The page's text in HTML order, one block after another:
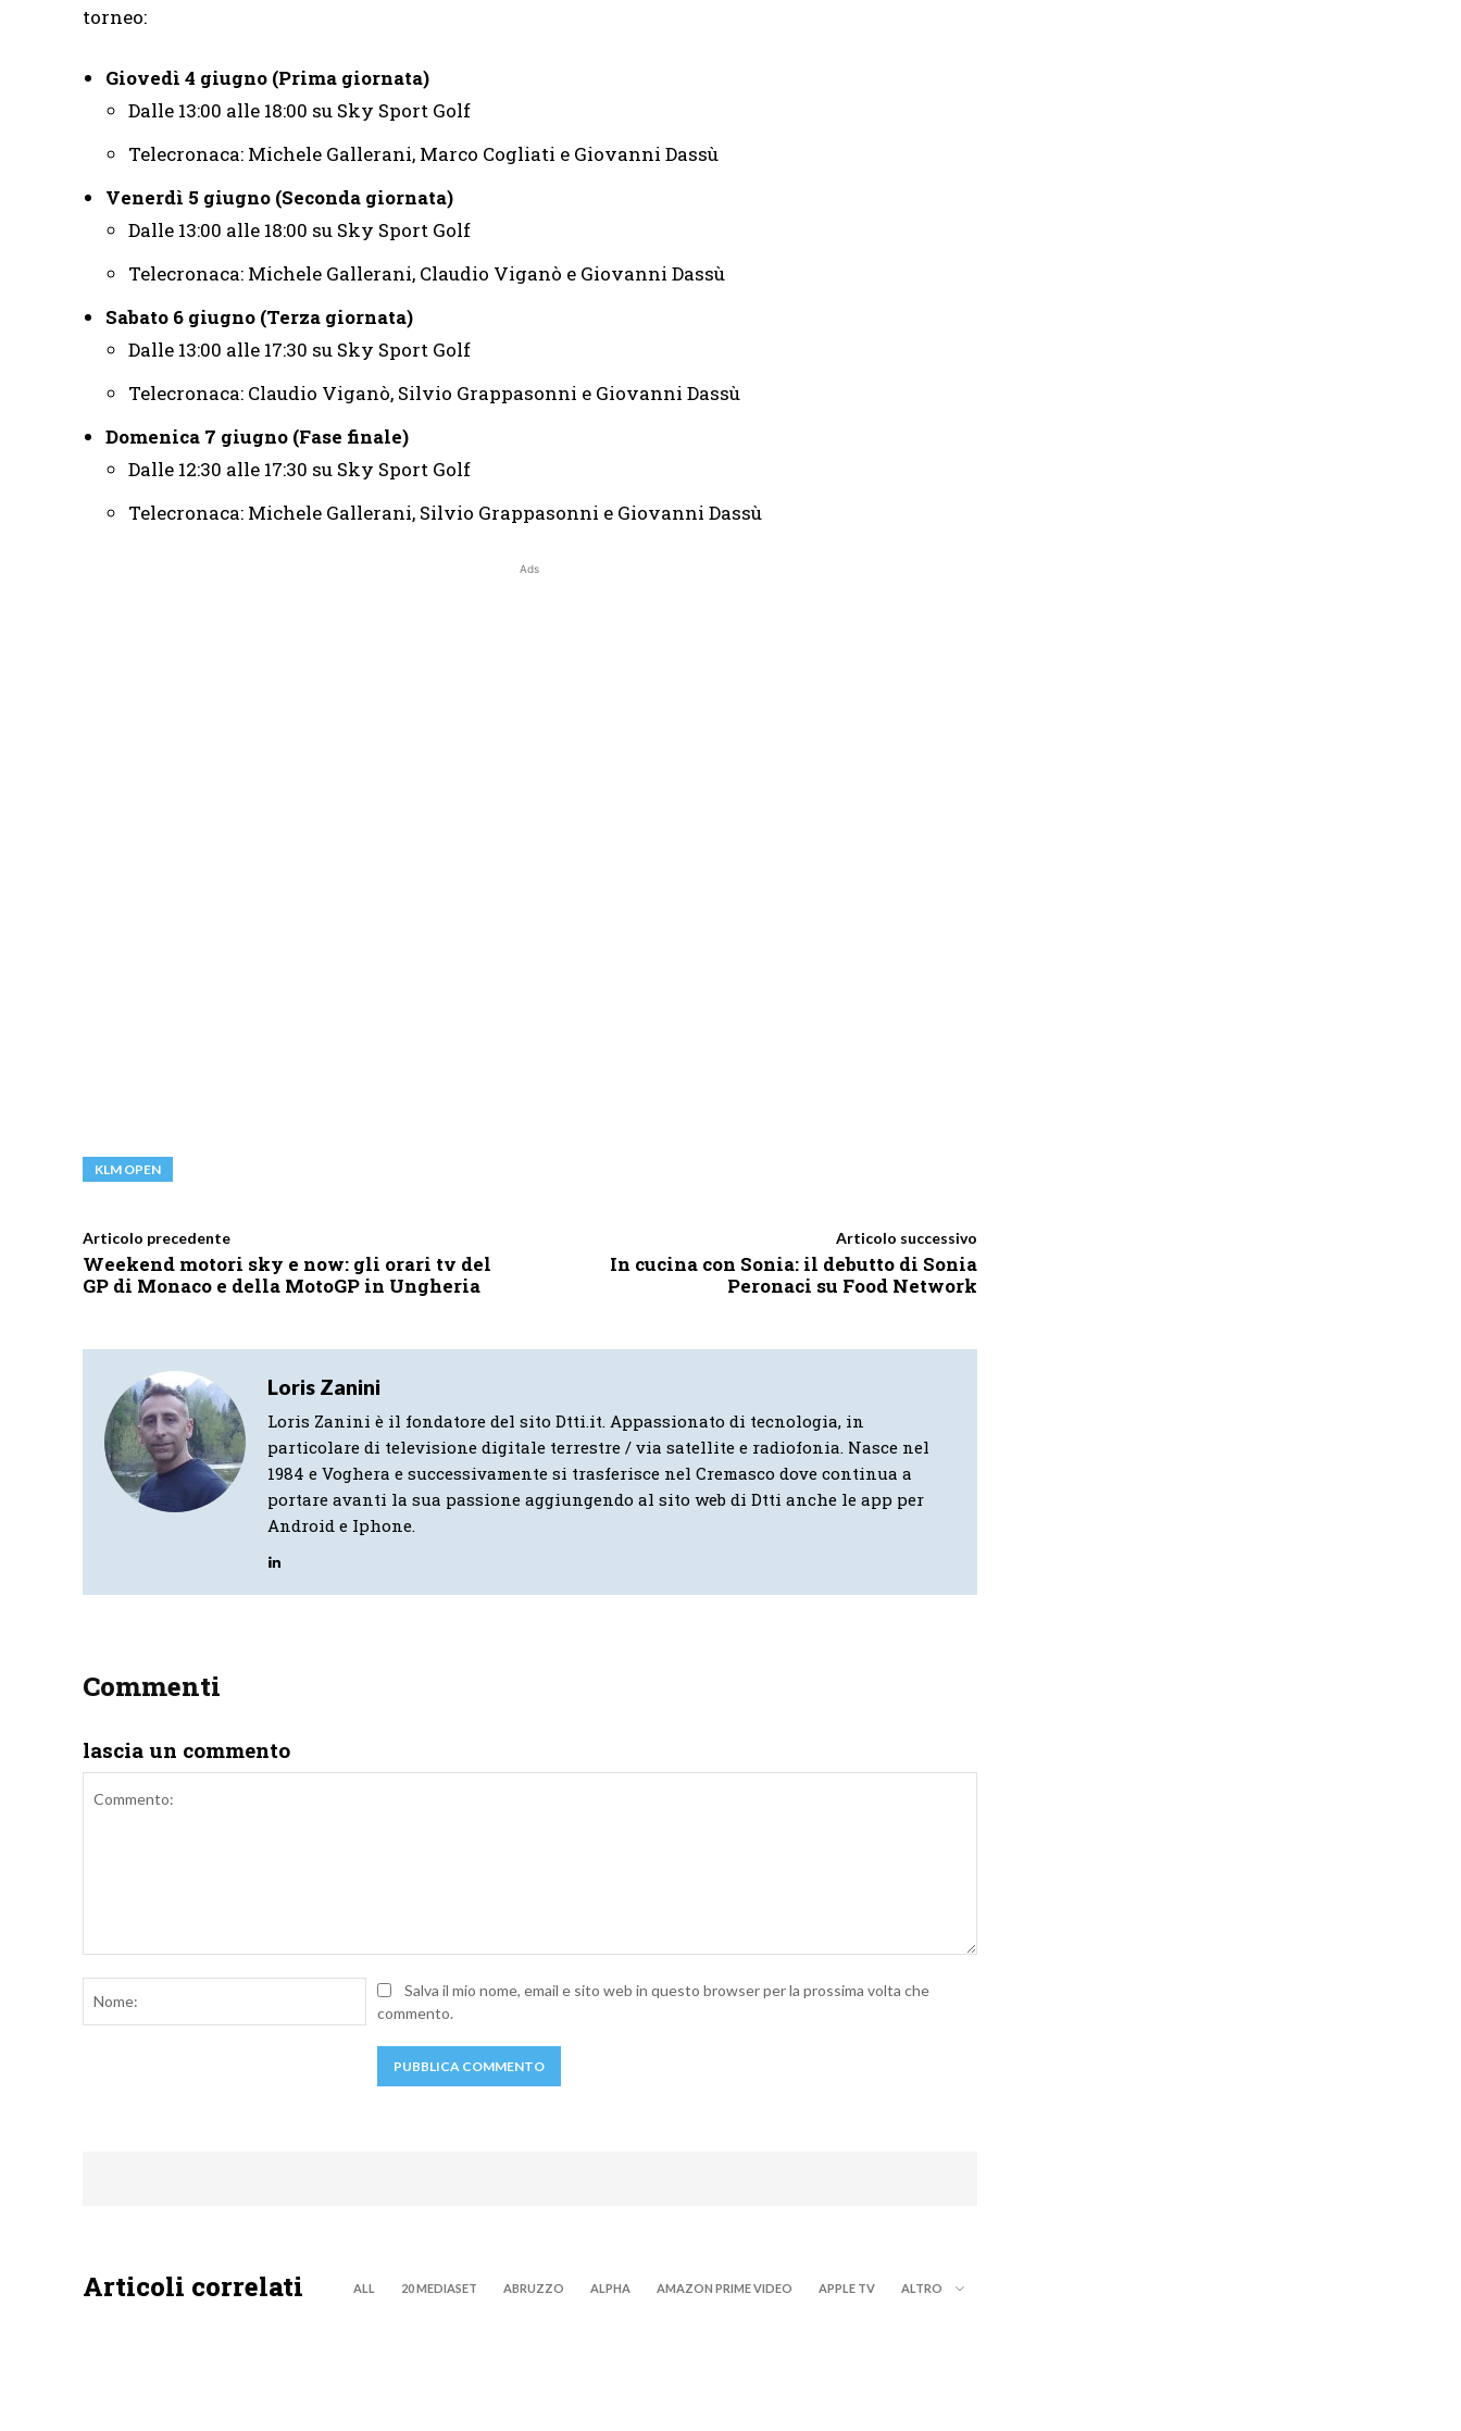
torneo:
Giovedì 4 giugno (Prima giornata)
Dalle 13:00 alle 18:00 su Sky Sport Golf
Telecronaca: Michele Gallerani, Marco Cogliati e Giovanni Dassù
Venerdì 5 giugno (Seconda giornata)
Dalle 13:00 alle 18:00 su Sky Sport Golf
Telecronaca: Michele Gallerani, Claudio Viganò e Giovanni Dassù
Sabato 6 giugno (Terza giornata)
Dalle 13:00 alle 17:30 su Sky Sport Golf
Telecronaca: Claudio Viganò, Silvio Grappasonni e Giovanni Dassù
Domenica 7 giugno (Fase finale)
Dalle 12:30 alle 17:30 su Sky Sport Golf
Telecronaca: Michele Gallerani, Silvio Grappasonni e Giovanni Dassù
Ads
KLM OPEN
Articolo precedente
Weekend motori sky e now: gli orari tv del
GP di Monaco e della MotoGP in Ungheria
Articolo successivo
In cucina con Sonia: il debutto di Sonia
Peronaci su Food Network
Loris Zanini
Loris Zanini è il fondatore del sito Dtti.it. Appassionato di tecnologia, in
particolare di televisione digitale terrestre / via satellite e radiofonia. Nasce nel
1984 e Voghera e successivamente si trasferisce nel Cremasco dove continua a
portare avanti la sua passione aggiungendo al sito web di Dtti anche le app per
Android e Iphone.
Commenti
lascia un commento
Nome:Salva il mio nome, email e sito web in questo browser per la prossima volta che
commento.
Articoli correlati ALL 20 MEDIASET ABRUZZO ALPHA AMAZON PRIME VIDEO APPLE TV ALTRO